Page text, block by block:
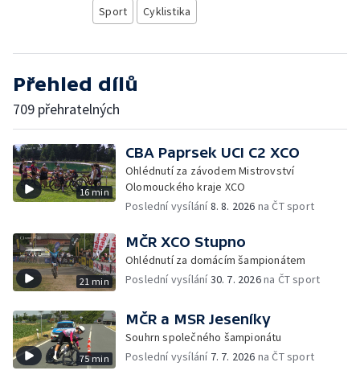
Sport Cyklistika
Přehled dílů
709 přehratelných
16 min
CBA Paprsek UCI C2 XCO
Ohlédnutí za závodem Mistrovství
Olomouckého kraje XCO
Poslední vysílání8. 8. 2026 na ČT sport
21 min
MČR XCO Stupno
Ohlédnutí za domácím šampionátem
Poslední vysílání30. 7. 2026na ČT sport
75 min
MČR a MSR Jeseníky
Souhrn společného šampionátu
Poslední vysílání 7. 7. 2026 na ČT sport